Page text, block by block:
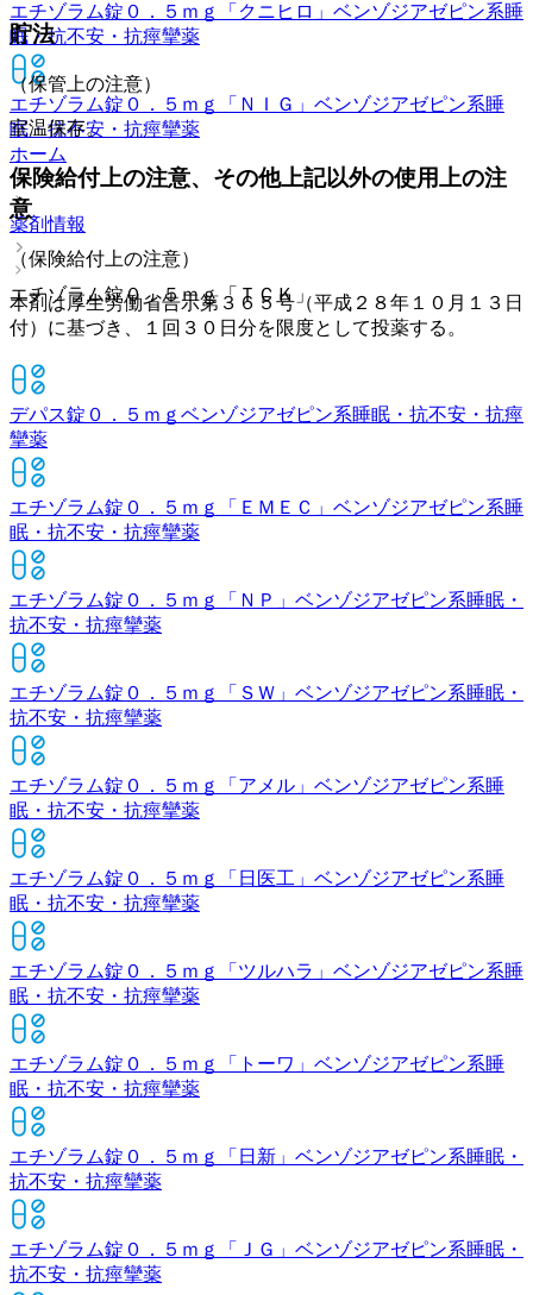
エチゾラム錠０．５ｍｇ「クニヒロ」 ベンゾジアゼピン系睡
眠・抗不安・抗痙攣薬
エチゾラム錠０．５ｍｇ「ＮＩＧ」 ベンゾジアゼピン系睡
眠・抗不安・抗痙攣薬
ホーム
薬剤情報
エチゾラム錠０．５ｍｇ「ＴＣＫ」
貯法
（保管上の注意）
室温保存。
保険給付上の注意、その他上記以外の使用上の注
意
（保険給付上の注意）
本剤は厚生労働省告示第３６５号（平成２８年１０月１３日
付）に基づき、１回３０日分を限度として投薬する。
デパス錠０．５ｍｇ ベンゾジアゼピン系睡眠・抗不安・抗痙
攣薬
エチゾラム錠０．５ｍｇ「ＥＭＥＣ」 ベンゾジアゼピン系睡
眠・抗不安・抗痙攣薬
エチゾラム錠０．５ｍｇ「ＮＰ」 ベンゾジアゼピン系睡眠・
抗不安・抗痙攣薬
エチゾラム錠０．５ｍｇ「ＳＷ」 ベンゾジアゼピン系睡眠・
抗不安・抗痙攣薬
エチゾラム錠０．５ｍｇ「アメル」 ベンゾジアゼピン系睡
眠・抗不安・抗痙攣薬
エチゾラム錠０．５ｍｇ「日医工」 ベンゾジアゼピン系睡
眠・抗不安・抗痙攣薬
エチゾラム錠０．５ｍｇ「ツルハラ」 ベンゾジアゼピン系睡
眠・抗不安・抗痙攣薬
エチゾラム錠０．５ｍｇ「トーワ」 ベンゾジアゼピン系睡
眠・抗不安・抗痙攣薬
エチゾラム錠０．５ｍｇ「日新」 ベンゾジアゼピン系睡眠・
抗不安・抗痙攣薬
エチゾラム錠０．５ｍｇ「ＪＧ」 ベンゾジアゼピン系睡眠・
抗不安・抗痙攣薬